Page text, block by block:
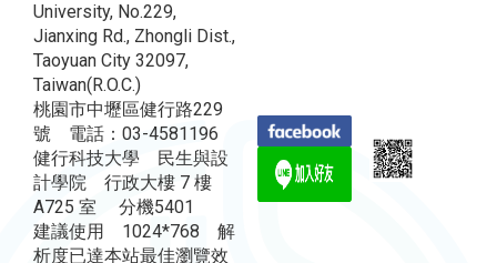
University, No.229,
Jianxing Rd., Zhongli Dist.,
Taoyuan City 32097,
Taiwan(R.O.C.)
桃園市中壢區健行路229
號 電話：03-4581196
健行科技大學 民生與設
計學院 行政大樓 7 樓
A725 室 分機5401
建議使用 1024*768 解
析度已達本站最佳瀏覽效